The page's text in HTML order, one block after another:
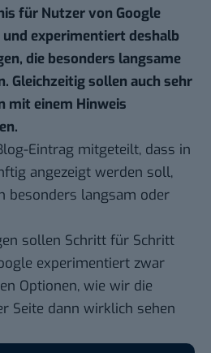
für Nutzer von Google
experimentiert deshalb
die besonders langsame
Gleichzeitig sollen auch sehr
mit einem Hinweis
Eintrag mitgeteilt, dass in
angezeigt werden soll,
besonders langsam oder
sollen Schritt für Schritt
experimentiert zwar
Optionen, wie wir die
Seite dann wirklich sehen